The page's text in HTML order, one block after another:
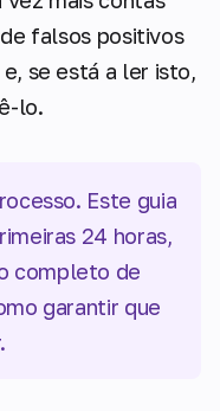
falsos positivos
se está a ler isto,
lo.
Este guia
24 horas,
completo de
garantir que